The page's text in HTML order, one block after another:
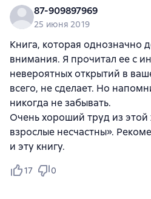
87-909897969
25 июня 2019
Книга, которая однозначно
внимания. Я прочитал ее с
невероятных открытий в
всего, не сделает. Но
никогда не забывать.
Очень хороший труд из этой
взрослые несчастны».
и эту книгу.
17 0